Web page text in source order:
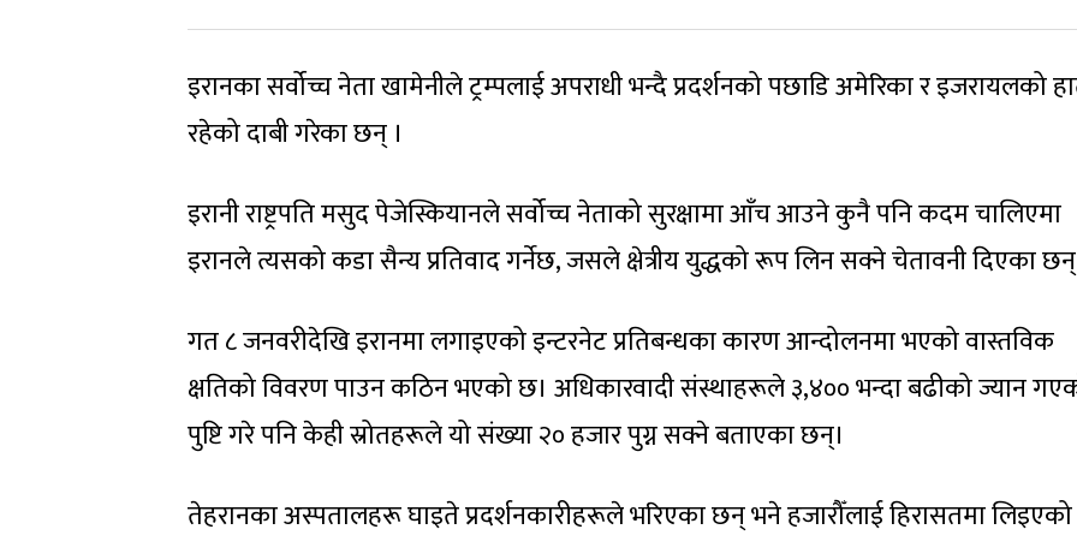
इरानका सर्वोच्च नेता खामेनीले ट्रम्पलाई अपराधी भन्दै प्रदर्शनको पछाडि अमेरिका र इजरायलको
रहेको दाबी गरेका छन् ।
इरानी राष्ट्रपति मसुद पेजेस्कियानले सर्वोच्च नेताको सुरक्षामा आँच आउने कुनै पनि कदम चालिएमा
इरानले त्यसको कडा सैन्य प्रतिवाद गर्नेछ, जसले क्षेत्रीय युद्धको रूप लिन सक्ने चेतावनी दिएका छन्
गत ८ जनवरीदेखि इरानमा लगाइएको इन्टरनेट प्रतिबन्धका कारण आन्दोलनमा भएको वास्तविक
क्षतिको विवरण पाउन कठिन भएको छ। अधिकारवादी संस्थाहरूले ३,४०० भन्दा बढीको ज्यान
पुष्टि गरे पनि केही स्रोतहरूले यो संख्या २० हजार पुग्न सक्ने बताएका छन्।
तेहरानका अस्पतालहरू घाइते प्रदर्शनकारीहरूले भरिएका छन् भने हजारौँलाई हिरासतमा